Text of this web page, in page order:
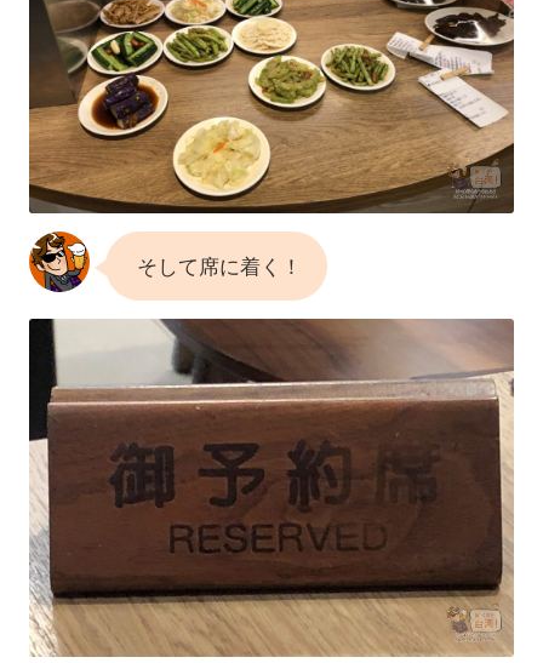
そして席に着く！